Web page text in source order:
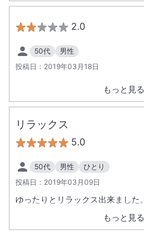
2.0
50代
男性
投稿日： 2019年03月18日
もっと見る
リラックス
5.0
50代 男性
ひとり
投稿日： 2019年03月09日
もっと見る
ゆったりとリラックス出来ました。